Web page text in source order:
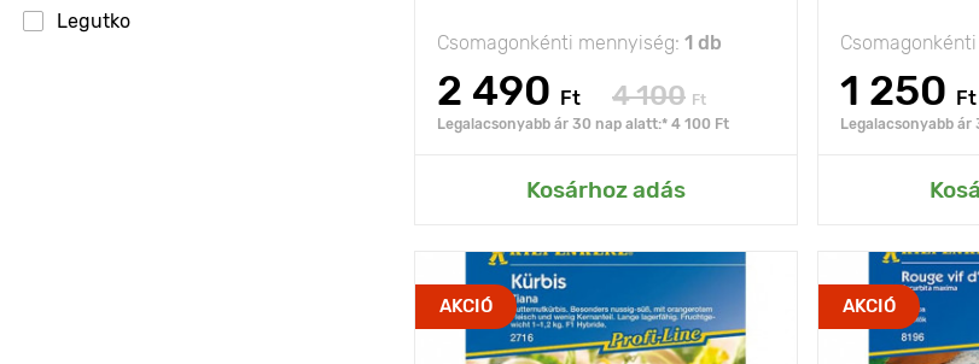
Legutko
Csomagonkénti mennyiség: 1 db
2 490 Ft 4 100 Ft
Legalacsonyabb ár 30 nap alatt:* 4 100 Ft
Kosárhoz adás
Hozzáadás az Én kertemhez
1 250 Ft
Legalacsonyabb
AKCIÓ
Jellemzők
íztulajdonságok
AKCIÓ
Jellemzők